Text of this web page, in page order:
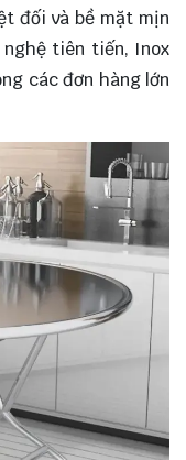
đối và bề mặt mịn
nghệ tiên tiến, Inox
các đơn hàng lớn